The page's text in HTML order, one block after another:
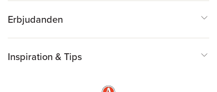
Erbjudanden
Inspiration & Tips